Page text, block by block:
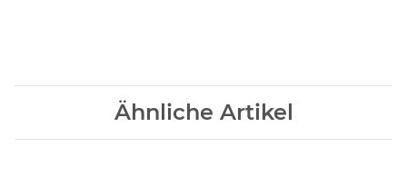
Ähnliche Artikel